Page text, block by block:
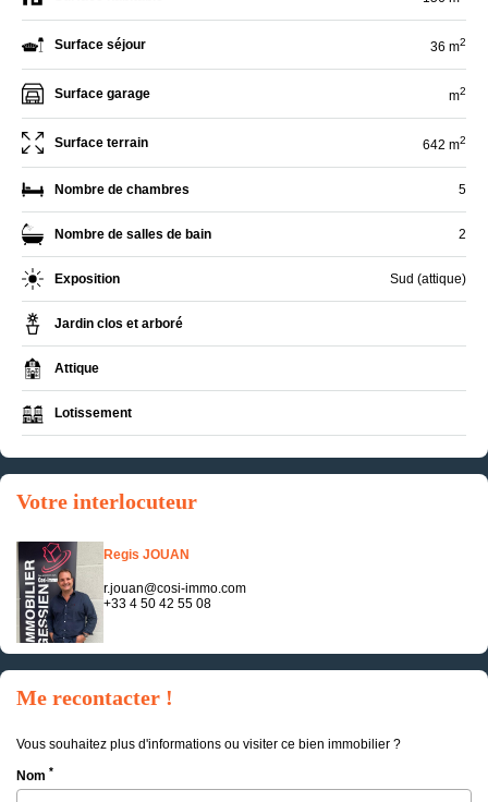
Surface séjour 36 m2
Surface garage m2
Surface terrain 642 m2
Nombre de chambres 5
Nombre de salles de bain 2
Exposition Sud (attique)
Jardin clos et arboré
Attique
Lotissement
Votre interlocuteur
Regis JOUAN
r.jouan@cosi-immo.com
+33 4 50 42 55 08
Me recontacter !
Vous souhaitez plus d'informations ou visiter ce bien immobilier ?
Nom *